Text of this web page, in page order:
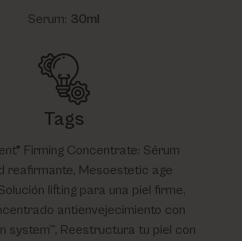
Serum: 30ml
Tags
Firming Concentrate: Sérum
reafirmante, Mesoestetic age
lifting para una piel firme,
antienvejecimiento con
system™, Reestructura tu piel con